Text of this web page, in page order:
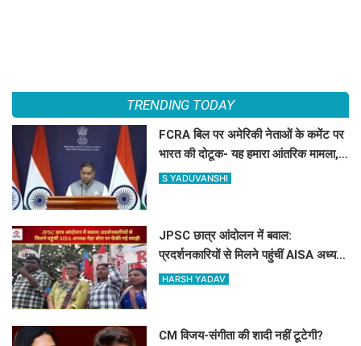
TRENDING TODAY
FCRA बिल पर अमेरिकी नेताओं के कमेंट पर
भारत की दोटूक- यह हमारा आंतरिक मामला,
नसीहत देने से पहले अपने कानून देखिए
S YADUVANSHI
JPSC छात्र आंदोलन में बवाल:
प्रदर्शनकारियों से मिलने पहुंचीं AISA अध्यक्ष
नेहा बोरा पर फेंकी गई स्याही
HARSH YADAV
CM विजय-संगीता की शादी नहीं टूटेगी?